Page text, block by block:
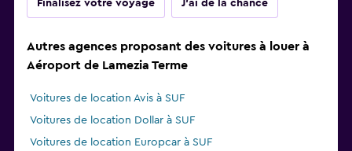
Finalisez votre voyage J'ai de la chance
Autres agences proposant des voitures à louer à
Aéroport de Lamezia Terme
Voitures de location Avis à SUF
Voitures de location Dollar à SUF
Voitures de location Europcar à SUF